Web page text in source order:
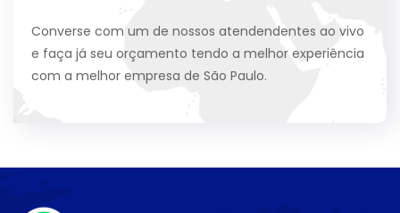
Converse com um de nossos atendendentes ao vivo
e faça já seu orçamento tendo a melhor experiência
com a melhor empresa de São Paulo.